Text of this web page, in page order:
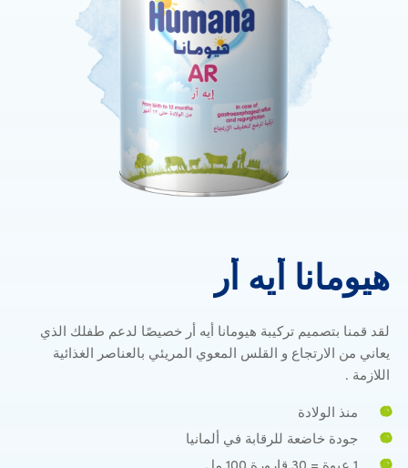
هيومانا أيه أر
لقد قمنا بتصميم تركيبة هيومانا أيه أر خصيصًا لدعم طفلك الذي
يعاني من الارتجاع و القلس المعوي المريئي بالعناصر الغذائية
اللازمة .
منذ الولادة
جودة خاضعة للرقابة في ألمانيا